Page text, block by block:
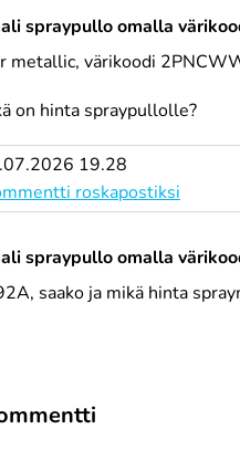
spraypullo omalla
metallic, värikoodi
on hinta spraypullolle?
19.28
roskapostiksi
spraypullo omalla
saako ja mikä hinta